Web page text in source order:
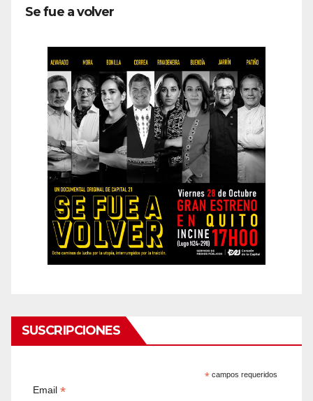
Se fue a volver
SUSCRIPCIONES
* campos requeridos
Email*